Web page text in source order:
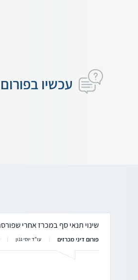
עכשיו בפורום
שינוי תנאי סף במכרז אחרי
פורום דיני מכרזים עו"ד יוסי גנון